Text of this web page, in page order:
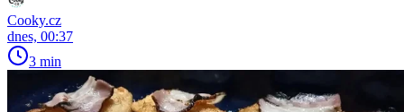
Cooky.cz
dnes, 00:37
3 min